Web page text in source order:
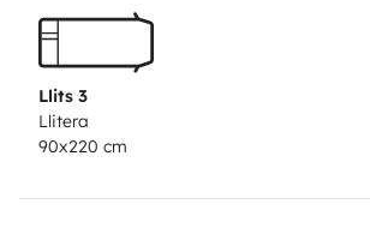
Llits 3
Llitera
90x220 cm